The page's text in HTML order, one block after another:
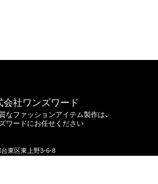
会社ワンズワード
なファッションアイテム製作は、
ワードにお任せください
東区東上野3-6-8